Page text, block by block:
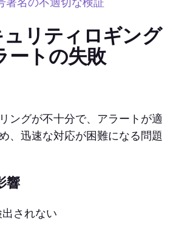
リティロギング
ートの失敗
ングが不十分で、アラートが適
、迅速な対応が困難になる問題
響
されない